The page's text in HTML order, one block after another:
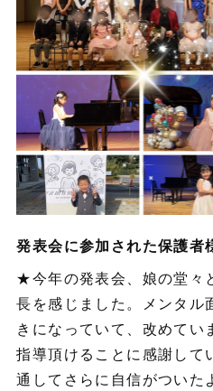
発表会に参加された保護者
★今年の発表会、娘の堂々
長を感じました。メンタル
きになっていて、改めてい
指導頂けることに感謝して
通してさらに自信がついた